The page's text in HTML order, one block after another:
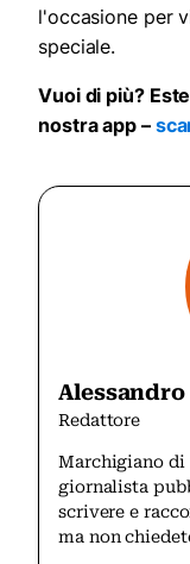
l'occasione per
speciale.
Vuoi di più?
nostra app –
Redattore
Marchigiano di
giornalista
scrivere e
ma non